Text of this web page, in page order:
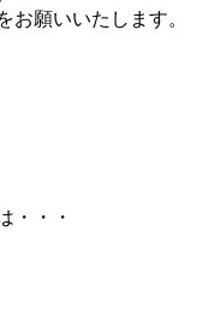
願いいたします。
・・・